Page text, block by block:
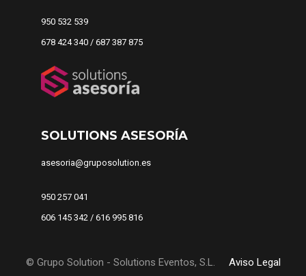
950 532 539
678 424 340 / 687 387 875
SOLUTIONS ASESORÍA
asesoria@gruposolution.es
950 257 041
606 145 342 / 616 995 816
© Grupo Solution - Solutions Eventos, S.L.
Aviso Legal